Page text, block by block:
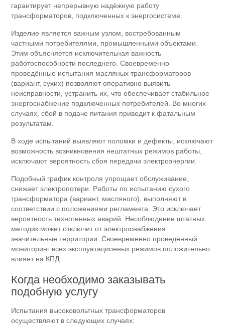
гарантирует непрерывную надёжную работу
трансформаторов, подключенных к энергосистеме.
Изделие является важным узлом, востребованным
частными потребителями, промышленными объектами.
Этим объясняется исключительная важность
работоспособности последнего. Своевременно
проведённые испытания масляных трансформаторов
(вариант, сухих) позволяют оперативно выявить
неисправности, устранить их, что обеспечивает стабильное
энергоснабжение подключенных потребителей. Во многих
случаях, сбой в подаче питания приводит к фатальным
результатам.
В ходе испытаний выявляют поломки и дефекты, исключают
возможность возникновения нештатных режимов работы,
исключают вероятность сбоя передачи электроэнергии.
Подобный график контроля упрощает обслуживание,
снижает электропотери. Работы по испытанию сухого
трансформатора (вариант, масляного), выполняют в
соответствии с положениями регламента. Это исключает
вероятность техногенных аварий. Несоблюдение штатных
методик может отключит от электроснабжения
значительные территории. Своевременно проведённый
мониторинг всех эксплуатационных режимов положительно
влияет на КПД.
Когда необходимо заказывать
подобную услугу
Испытания высоковольтных трансформаторов
осуществляют в следующих случаях: